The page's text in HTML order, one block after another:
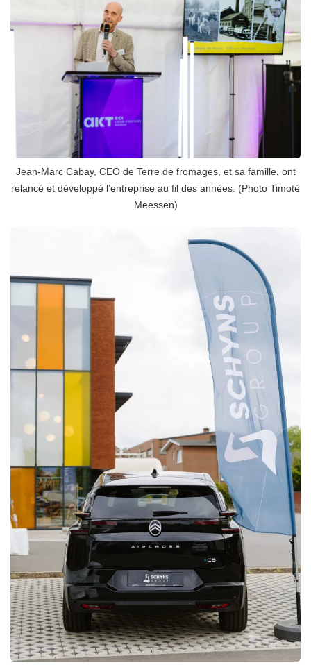
Jean-Marc Cabay, CEO de Terre de fromages, et sa famille, ont
relancé et développé l’entreprise au fil des années. (Photo Timoté
Meessen)